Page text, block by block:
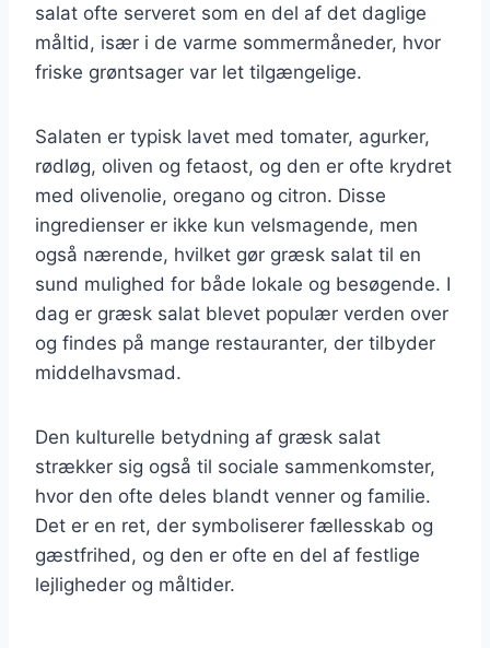
salat ofte serveret som en del af det daglige
måltid, især i de varme sommermåneder, hvor
friske grøntsager var let tilgængelige.
Salaten er typisk lavet med tomater, agurker,
rødløg, oliven og fetaost, og den er ofte krydret
med olivenolie, oregano og citron. Disse
ingredienser er ikke kun velsmagende, men
også nærende, hvilket gør græsk salat til en
sund mulighed for både lokale og besøgende. I
dag er græsk salat blevet populær verden over
og findes på mange restauranter, der tilbyder
middelhavsmad.
Den kulturelle betydning af græsk salat
strækker sig også til sociale sammenkomster,
hvor den ofte deles blandt venner og familie.
Det er en ret, der symboliserer fællesskab og
gæstfrihed, og den er ofte en del af festlige
lejligheder og måltider.